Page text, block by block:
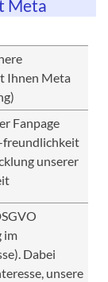
Meta
Ihnen Meta
Fanpage
unserer
im
Dabei
unsere